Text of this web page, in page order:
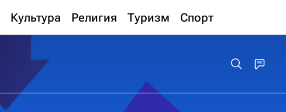
Культура Религия Туризм Спорт